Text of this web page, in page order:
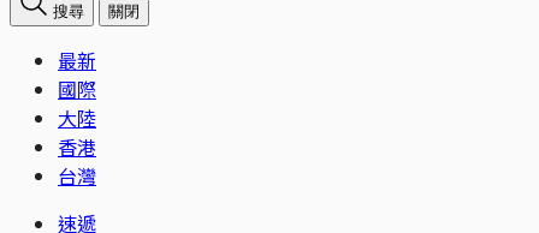
搜尋 關閉
最新
國際
大陸
香港
台灣
速遞